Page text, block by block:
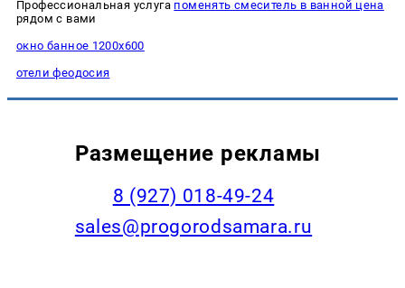
Профессиональная услуга поменять смеситель в ванной цена
рядом с вами
окно банное 1200х600
отели феодосия
Размещение рекламы
8 (927) 018-49-24
sales@progorodsamara.ru